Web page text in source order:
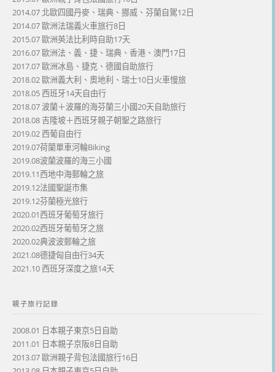
2014.07 北歐四國丹麥、瑞典、挪威、芬蘭自駕12日
2014.07 歐洲法瑞義火車旅行8日
2015.07 歐洲英法比利時自助17天
2016.07 歐洲法、義、捷、瑞典、香港、澳門17日
2017.07 歐洲冰島、捷克、德國自助旅行
2018.02 歐洲義大利、奧地利、瑞士10日火車慢旅
2018.05 西班牙14天自由行
2018.07 波蘭＋波羅的海芬蘭三小國20天自助旅行
2018.08 吉隆坡＋西班牙親子朝聖之路旅行
2019.02 西葡自由行
2019.07荷蘭單車河輪Biking
2019.08波蘭波羅的海三小國
2019.11西地中海郵輪之旅
2019.12法國聖誕市集
2019.12芬蘭極光旅行
2020.01西班牙葡萄牙旅行
2020.02西班牙葡萄牙之旅
2020.02典波波郵輪之旅
2021.08德捷匈自由行34天
2021.10 西班牙深度之旅14天
親子旅行記錄
2008.01 日本親子東京5日自助
2011.01 日本親子京阪8日自助
2013.07 歐洲親子背包法國旅行16日